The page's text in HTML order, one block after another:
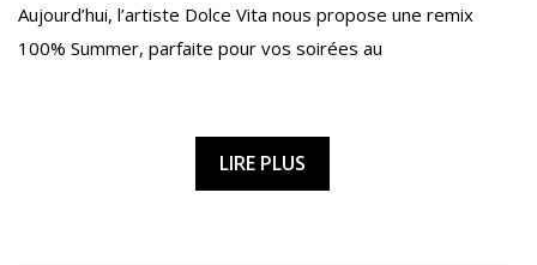
Aujourd’hui, l’artiste Dolce Vita nous propose une remix
100% Summer, parfaite pour vos soirées au
LIRE PLUS